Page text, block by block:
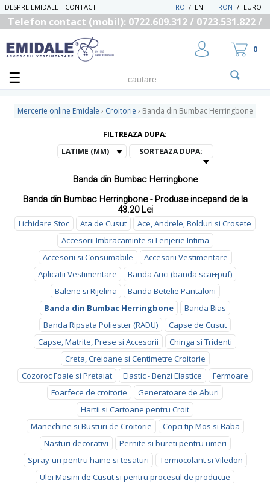
DESPRE EMIDALE CONTACT RON / EURO
EN
/
RO
Telefon contact (mobil): 0722.609.312 / 0723.531.822 /
UTILIZATOR NOU
RECUPEREAZA PAROLA
0
Mercerie online Emidale › Croitorie › Banda din Bumbac Herringbone
FILTREAZA DUPA:
LATIME (MM)
SORTEAZA DUPA:
Banda din Bumbac Herringbone
Banda din Bumbac Herringbone - Produse incepand de la
43.20 Lei
Lichidare Stoc Ata de Cusut
Ace, Andrele, Bolduri si Crosete
Accesorii Imbracaminte si Lenjerie Intima
Accesorii si Consumabile
Accesorii Vestimentare
Aplicatii Vestimentare
Banda Arici (banda scai+puf)
Balene si Rijelina
Banda Betelie Pantaloni
Banda din Bumbac Herringbone
Banda Bias
Banda Ripsata Poliester (RADU)
Capse de Cusut
Capse, Matrite, Prese si Accesorii
Chinga si Tridenti
Creta, Creioane si Centimetre Croitorie
Cozoroc Foaie si Pretaiat
Elastic - Benzi Elastice
Fermoare
Foarfece de croitorie
Generatoare de Aburi
Hartii si Cartoane pentru Croit
Manechine si Busturi de Croitorie
Copci tip Mos si Baba
Nasturi decorativi
Pernite si bureti pentru umeri
Spray-uri pentru haine si tesaturi
Termocolant si Viledon
Ulei Masini de Cusut si pentru procesul de productie